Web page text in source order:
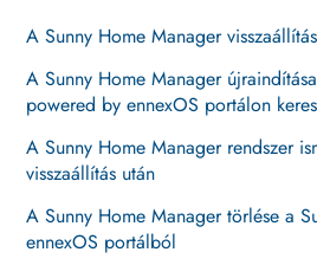
A Sunny Home Manager
A Sunny Home Manager
powered by ennexOS portálon
A Sunny Home Manager rendszer
visszaállítás után
A Sunny Home Manager törlése a
ennexOS portálból